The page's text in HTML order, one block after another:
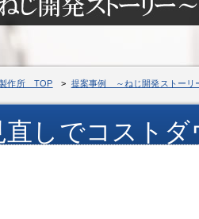
製作所 TOP > 提案事例 ～ねじ開発ストーリ
直しでコスト